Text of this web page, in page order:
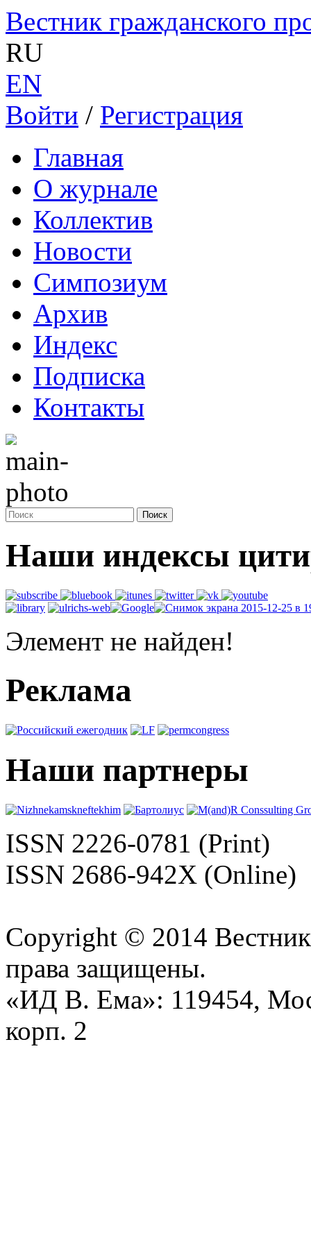
Вестник гражданского
RU
EN
Войти / Регистрация
Главная
О журнале
Коллектив
Новости
Симпозиум
Архив
Индекс
Подписка
Контакты
Наши индексы
Элемент не найден!
Реклама
Наши партнеры
ISSN 2226-0781 (Print)
ISSN 2686-942X (Online)
Copyright © 2014 Вестник
права защищены.
«ИД В. Ема»: 119454,
корп. 2